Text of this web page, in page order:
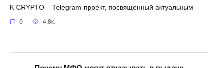
K CRYPTO – Telegram-проект, посвященный актуальным
0 4.8к.